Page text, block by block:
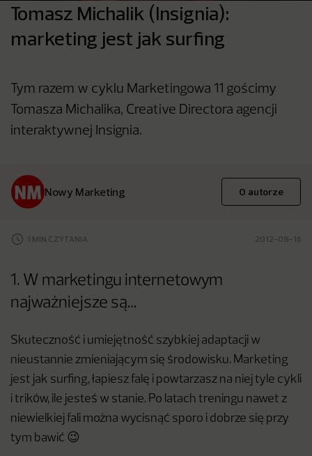
Tomasz Michalik (Insignia):
marketing jest jak surfing
Tym razem w cyklu Marketingowa 11 gościmy
Tomasza Michalika, Creative Directora agencji
interaktywnej Insignia.
Nowy Marketing O autorze
1 MIN CZYTANIA 2012-08-16
1. W marketingu internetowym
najważniejsze są…
Skuteczność i umiejętność szybkiej adaptacji w
nieustannie zmieniającym się środowisku. Marketing
jest jak surfing, łapiesz falę i powtarzasz na niej tyle cykli
i trików, ile jesteś w stanie. Po latach treningu nawet z
niewielkiej fali można wycisnąć sporo i dobrze się przy
tym bawić 😉